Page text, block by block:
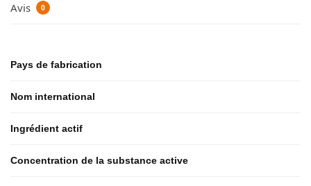
Avis 0
Pays de fabrication
Nom international
Ingrédient actif
Concentration de la substance active